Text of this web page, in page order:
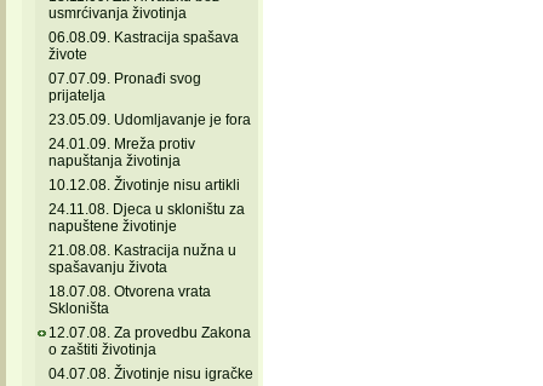
usmrćivanja životinja
06.08.09. Kastracija spašava
živote
07.07.09. Pronađi svog
prijatelja
23.05.09. Udomljavanje je fora
24.01.09. Mreža protiv
napuštanja životinja
10.12.08. Životinje nisu artikli
24.11.08. Djeca u skloništu za
napuštene životinje
21.08.08. Kastracija nužna u
spašavanju života
18.07.08. Otvorena vrata
Skloništa
12.07.08. Za provedbu Zakona
o zaštiti životinja
04.07.08. Životinje nisu igračke